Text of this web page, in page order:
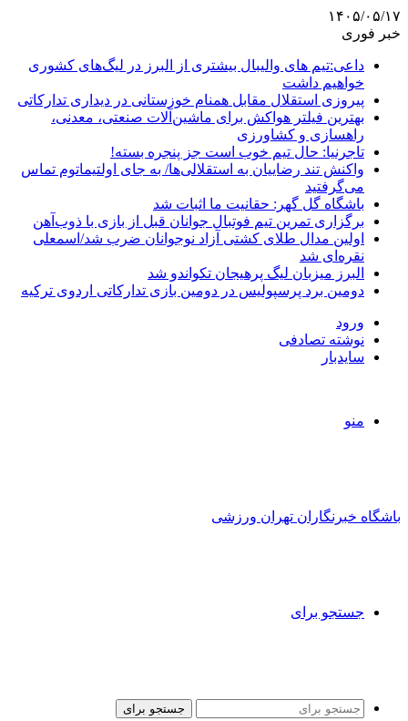
۱۴۰۵/۰۵/۱۷
خبر فوری
داعی:تیم های والیبال بیشتری از البرز در لیگ‌های کشوری
خواهیم داشت
پیروزی استقلال مقابل همنام خوزستانی در دیداری تدارکاتی
بهترین فیلتر هواکش برای ماشین‌آلات صنعتی، معدنی،
راهسازی و کشاورزی
تاجرنیا: حال تیم خوب است جز پنجره بسته!
واکنش تند رضاییان به استقلالی‌ها/ به جای اولتیماتوم تماس
می‌گرفتید
باشگاه گل گهر: حقانیت ما اثبات شد
برگزاری تمرین تیم فوتبال جوانان قبل از بازی با ذوب‌آهن
اولین مدال طلای کشتی آزاد نوجوانان ضرب شد/اسمعلی
نقره‌ای شد
البرز میزبان لیگ پرهیجان تکواندو شد
دومین برد پرسپولیس در دومین بازی تدارکاتی اردوی ترکیه
ورود
نوشته تصادفی
سایدبار
منو
باشگاه خبرنگاران تهران ورزشی
جستجو برای
جستجو برای